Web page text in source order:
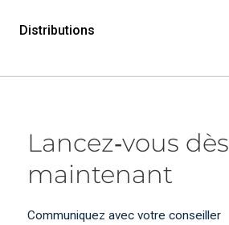
Distributions
Lancez‑vous dès
maintenant
Communiquez avec votre conseiller